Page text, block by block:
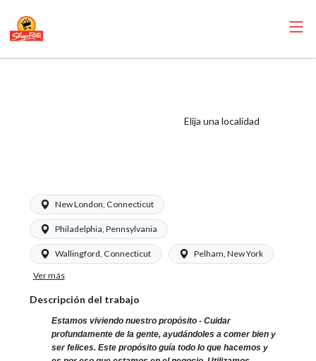
Elija una localidad
New London, Connecticut
Philadelphia, Pennsylvania
Wallingford, Connecticut Pelham, New York
Ver más
Descripción del trabajo
Estamos viviendo nuestro propósito - Cuidar
profundamente de la gente, ayudándoles a comer bien y
ser felices. Este propósito guía todo lo que hacemos y